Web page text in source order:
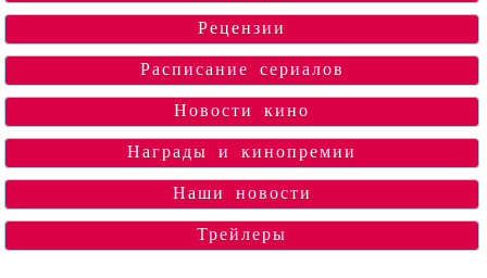
Рецензии
Расписание сериалов
Новости кино
Награды и кинопремии
Наши новости
Трейлеры